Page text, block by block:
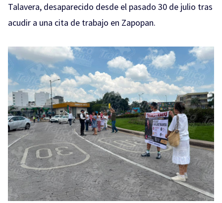
Talavera, desaparecido desde el pasado 30 de julio tras
acudir a una cita de trabajo en Zapopan.